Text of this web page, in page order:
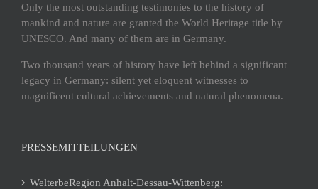
Only the most outstanding testimonies to the history of
mankind and nature are granted the World Heritage title by
UNESCO. And many of them are in Germany.
Two thousand years of history have left behind a significant
legacy in Germany: silent yet eloquent witnesses to
magnificent cultural achievements and natural phenomena.
PRESSEMITTEILUNGEN
WelterbeRegion Anhalt-Dessau-Wittenberg: